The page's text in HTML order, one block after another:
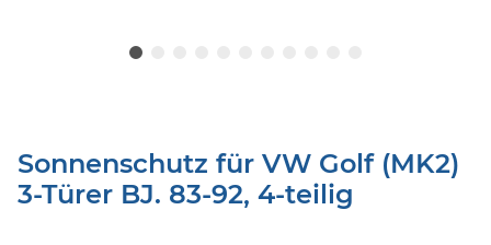
Sonnenschutz für VW Golf (MK2)
3-Türer BJ. 83-92, 4-teilig